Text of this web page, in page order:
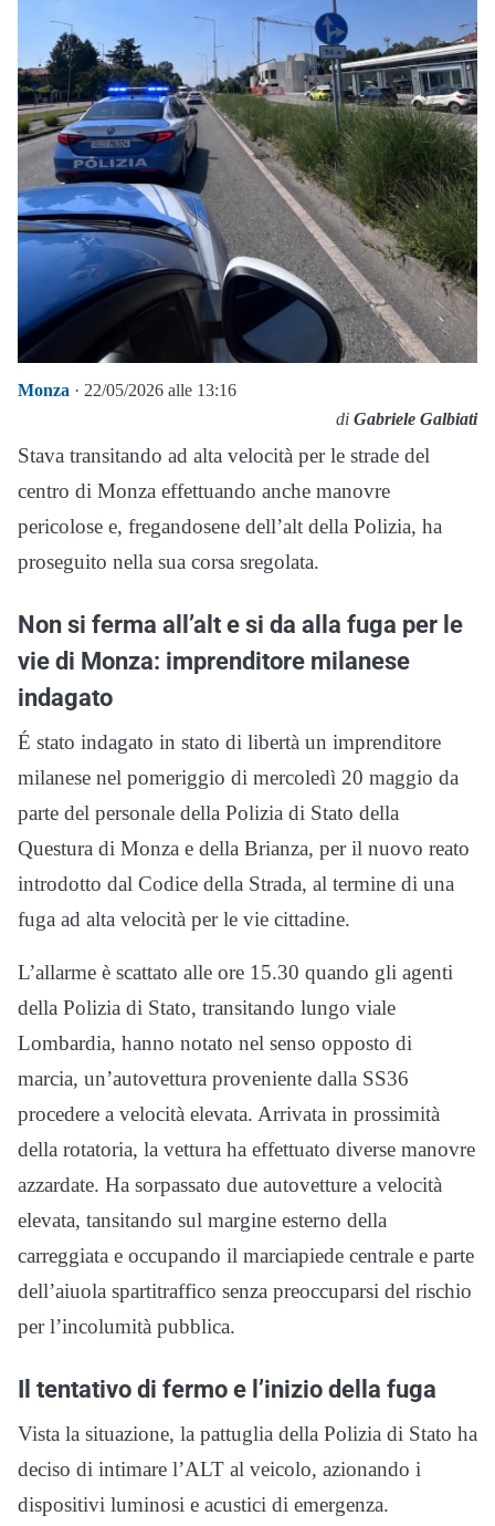
Monza · 22/05/2026 alle 13:16
di Gabriele Galbiati
Stava transitando ad alta velocità per le strade del
centro di Monza effettuando anche manovre
pericolose e, fregandosene dell’alt della Polizia, ha
proseguito nella sua corsa sregolata.
Non si ferma all’alt e si da alla fuga per le
vie di Monza: imprenditore milanese
indagato
É stato indagato in stato di libertà un imprenditore
milanese nel pomeriggio di mercoledì 20 maggio da
parte del personale della Polizia di Stato della
Questura di Monza e della Brianza, per il nuovo reato
introdotto dal Codice della Strada, al termine di una
fuga ad alta velocità per le vie cittadine.
L’allarme è scattato alle ore 15.30 quando gli agenti
della Polizia di Stato, transitando lungo viale
Lombardia, hanno notato nel senso opposto di
marcia, un’autovettura proveniente dalla SS36
procedere a velocità elevata. Arrivata in prossimità
della rotatoria, la vettura ha effettuato diverse manovre
azzardate. Ha sorpassato due autovetture a velocità
elevata, tansitando sul margine esterno della
carreggiata e occupando il marciapiede centrale e parte
dell’aiuola spartitraffico senza preoccuparsi del rischio
per l’incolumità pubblica.
Il tentativo di fermo e l’inizio della fuga
Vista la situazione, la pattuglia della Polizia di Stato ha
deciso di intimare l’ALT al veicolo, azionando i
dispositivi luminosi e acustici di emergenza.